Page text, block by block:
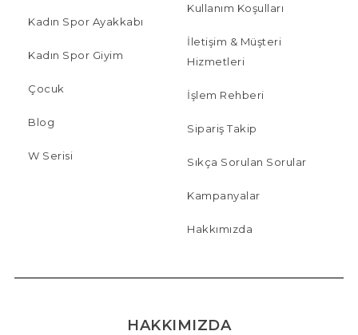
Kadın Spor Ayakkabı
Kadın Spor Giyim
Çocuk
Blog
W Serisi
Kullanım Koşulları
İletişim & Müşteri
Hizmetleri
İşlem Rehberi
Sipariş Takip
Sıkça Sorulan Sorular
Kampanyalar
Hakkımızda
HAKKIMIZDA